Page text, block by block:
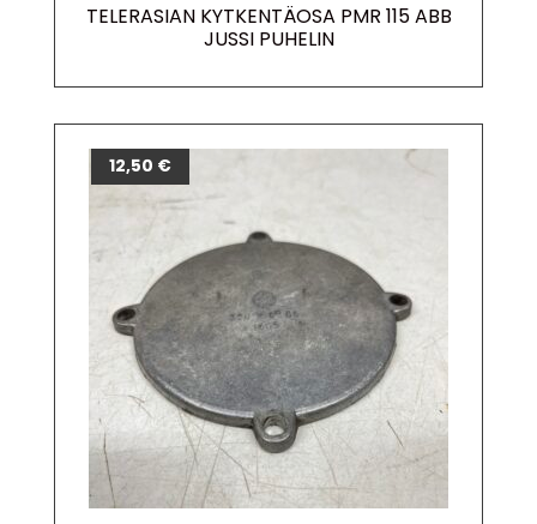
TELERASIAN KYTKENTÄOSA PMR 115 ABB
JUSSI PUHELIN
12,50 €